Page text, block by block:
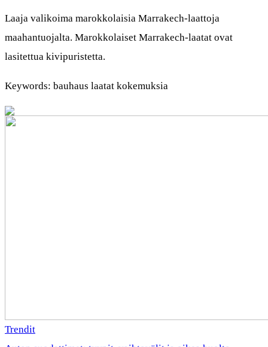
Laaja valikoima marokkolaisia Marrakech-laattoja
maahantuojalta. Marokkolaiset Marrakech-laatat ovat
lasitettua kivipuristetta.
Keywords: bauhaus laatat kokemuksia
Trendit